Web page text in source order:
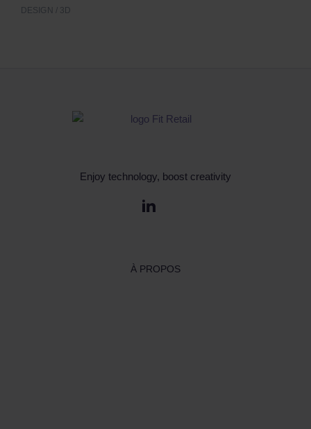
DESIGN / 3D
Enjoy technology, boost creativity
À PROPOS